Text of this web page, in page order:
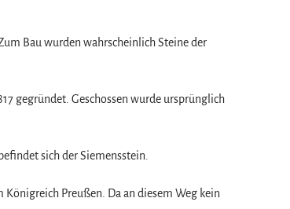
Bau wurden wahrscheinlich Steine der
gegründet. Geschossen wurde ursprünglich
sich der Siemensstein.
Preußen. Da an diesem Weg kein